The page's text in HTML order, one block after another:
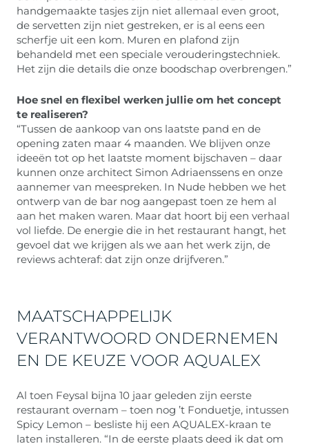
handgemaakte tasjes zijn niet allemaal even groot,
de servetten zijn niet gestreken, er is al eens een
scherfje uit een kom. Muren en plafond zijn
behandeld met een speciale verouderingstechniek.
Het zijn die details die onze boodschap overbrengen.”
Hoe snel en flexibel werken jullie om het concept
te realiseren?
“Tussen de aankoop van ons laatste pand en de
opening zaten maar 4 maanden. We blijven onze
ideeën tot op het laatste moment bijschaven – daar
kunnen onze architect Simon Adriaenssens en onze
aannemer van meespreken. In Nude hebben we het
ontwerp van de bar nog aangepast toen ze hem al
aan het maken waren. Maar dat hoort bij een verhaal
vol liefde. De energie die in het restaurant hangt, het
gevoel dat we krijgen als we aan het werk zijn, de
reviews achteraf: dat zijn onze drijfveren.”
MAATSCHAPPELIJK
VERANTWOORD ONDERNEMEN
EN DE KEUZE VOOR AQUALEX
Al toen Feysal bijna 10 jaar geleden zijn eerste
restaurant overnam – toen nog ’t Fonduetje, intussen
Spicy Lemon – besliste hij een AQUALEX-kraan te
laten installeren. “In de eerste plaats deed ik dat om